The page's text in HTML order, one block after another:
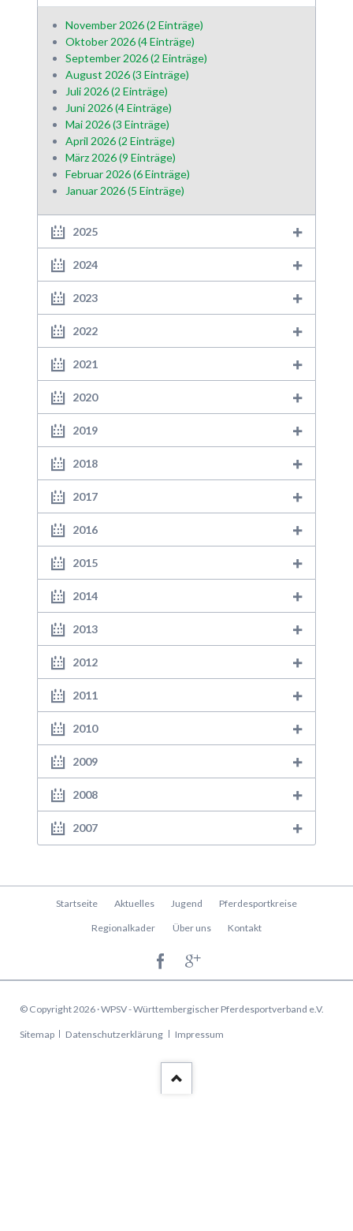
November 2026 (2 Einträge)
Oktober 2026 (4 Einträge)
September 2026 (2 Einträge)
August 2026 (3 Einträge)
Juli 2026 (2 Einträge)
Juni 2026 (4 Einträge)
Mai 2026 (3 Einträge)
April 2026 (2 Einträge)
März 2026 (9 Einträge)
Februar 2026 (6 Einträge)
Januar 2026 (5 Einträge)
2025
2024
2023
2022
2021
2020
2019
2018
2017
2016
2015
2014
2013
2012
2011
2010
2009
2008
2007
Navigation
Startseite Aktuelles Jugend Pferdesportkreise
Regionalkader Über uns Kontakt
© Copyright 2026 · WPSV - Württembergischer Pferdesportverband e.V.
Navigation
Sitemap Datenschutzerklärung Impressum